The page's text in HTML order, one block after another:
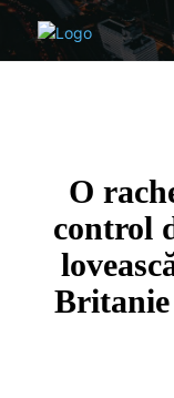
O
control